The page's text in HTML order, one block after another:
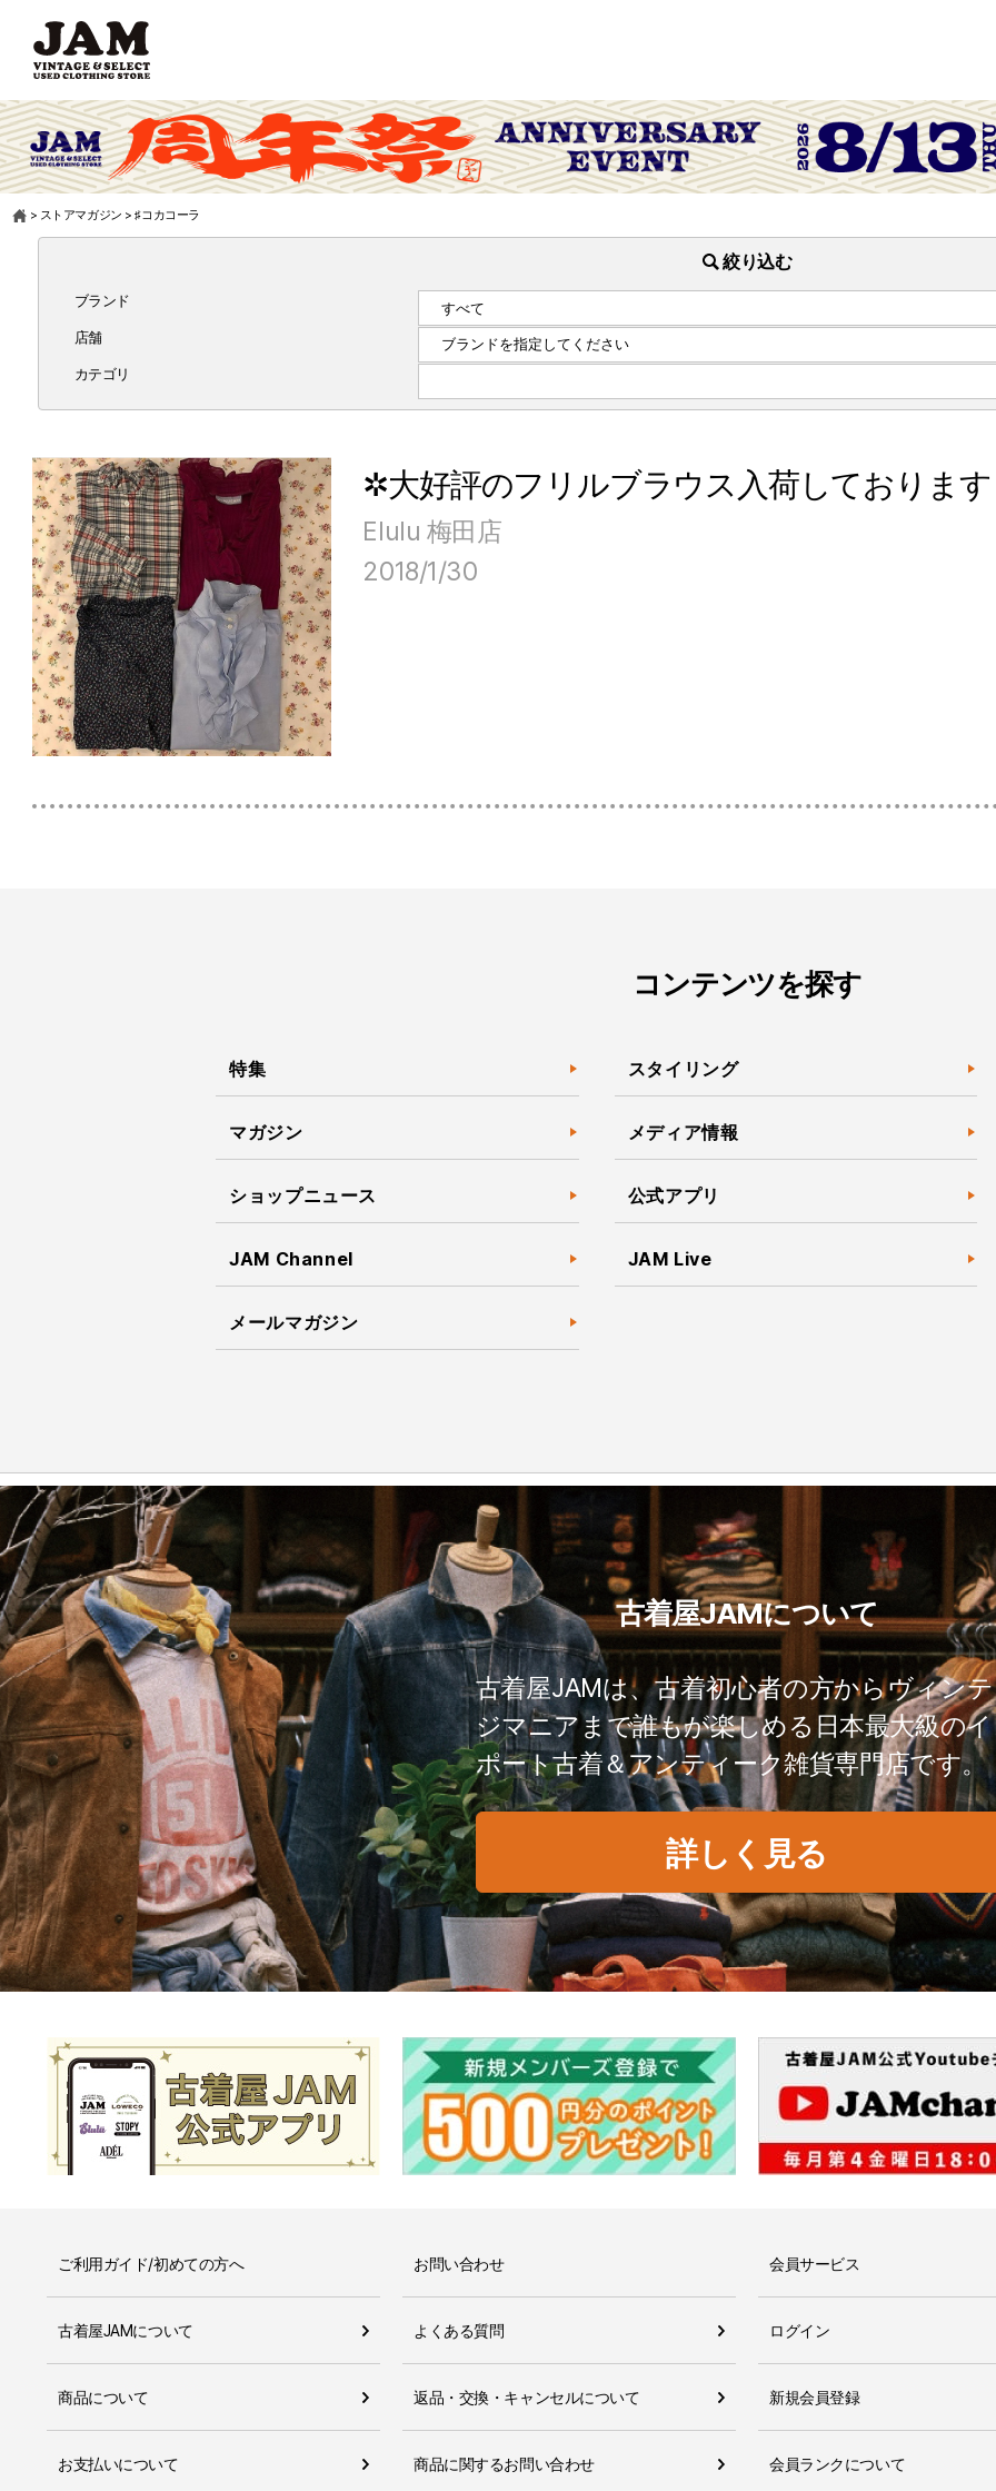
> ストアマガジン >♯コカコーラ
絞り込む
ブランド
店舗
カテゴリ
✲大好評のフリルブラウス入荷しておりま
Elulu 梅田店
2018/1/30
コンテンツを探す
特集 スタイリング
マガジン メディア情報
ショップニュース 公式アプリ
JAM Channel JAM Live
メールマガジン
古着屋JAMについて
古着屋JAMは、古着初心者の方からヴィン
ジマニアまで誰もが楽しめる日本最大級の
ポート古着＆アンティーク雑貨専門店です。
詳しく見る
ご利用ガイド/初めての方へ
古着屋JAMについて
商品について
お支払いについて
お問い合わせ
よくある質問
返品・交換・キャンセルについて
商品に関するお問い合わせ
会員サービス
ログイン
新規会員登録
会員ランクについて